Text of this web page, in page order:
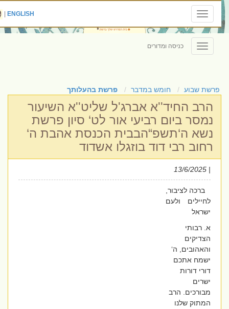
Toggle
navigation
ENGLISH
|
Toggle
navigation
כניסה ומדורים
פרשת שבוע חומש במדבר פרשת בהעלותך
הרב החיד''א אברג'ל שליט''א השיעור
נמסר ביום רביעי אור לט‘ סיון פרשת
נשא ה‘תשפ“הבבית הכנסת אהבת ה‘
רחוב רבי דוד בוזגלו אשדוד
ברכה לציבור,
לחיילים ולעם
ישראל
א. רבותי
הצדיקים
והאהובים, ה‘
ישמח אתכם
דורי דורות
ישרים
מבורכים. הרב
המתוק שלנו